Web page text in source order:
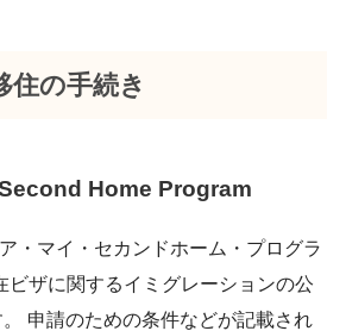
住の手続き
Home Program
・マイ・セカンドホーム・プログラ
ビザに関するイミグレーションの公
申請のための条件などが記載され